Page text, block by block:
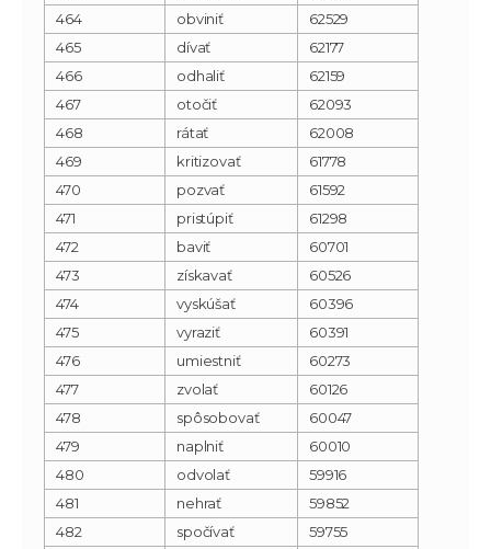
464
obviniť
62529
465
dívať
62177
466
odhaliť
62159
467
otočiť
62093
468
rátať
62008
469
kritizovať
61778
470
pozvať
61592
471
pristúpiť
61298
472
baviť
60701
473
získavať
60526
474
vyskúšať
60396
475
vyraziť
60391
476
umiestniť
60273
477
zvolať
60126
478
spôsobovať
60047
479
naplniť
60010
480
odvolať
59916
481
nehrať
59852
482
spočívať
59755